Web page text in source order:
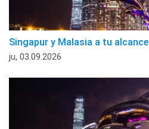
Singapur y Malasia a tu alcance
ju, 03.09.2026